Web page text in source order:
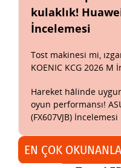
kulaklık!
İncelemesi
Tost makinesi mi,
KOENIC KCG 2026 M
Hareket hâlinde
oyun performansı!
(FX607VJB) İncelemesi
EN ÇOK